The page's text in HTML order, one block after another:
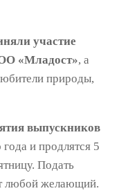
участие
«Младост», а
природы,
выпускников
года и продлятся 5
Подать
любой желающий.